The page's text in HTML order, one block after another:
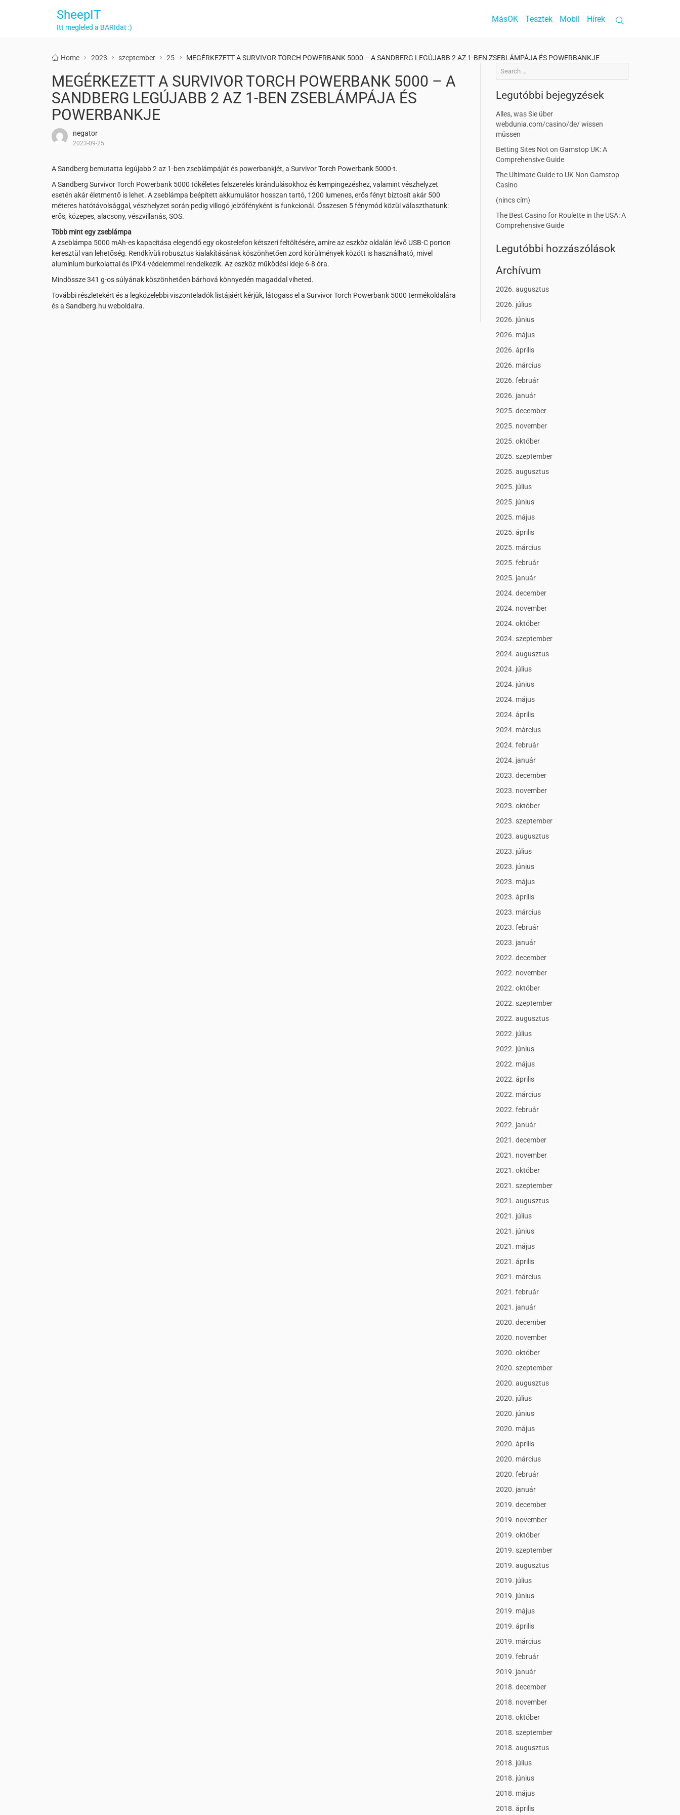
SheepIT
Itt megleled a BARIdat :)
Hírek
Mobil
Tesztek
MásOK
Home 2023 szeptember 25 MEGÉRKEZETT A SURVIVOR TORCH POWERBANK 5000 – A SANDBERG LEGÚJABB 2 AZ 1-BEN ZSEBLÁMPÁJA ÉS POWERBANKJE
MEGÉRKEZETT A SURVIVOR TORCH POWERBANK 5000 – A
SANDBERG LEGÚJABB 2 AZ 1-BEN ZSEBLÁMPÁJA ÉS
POWERBANKJE
negator
2023-09-25
A Sandberg bemutatta legújabb 2 az 1-ben zseblámpáját és powerbankjét, a Survivor Torch Powerbank 5000-t.
A Sandberg Survivor Torch Powerbank 5000 tökéletes felszerelés kirándulásokhoz és kempingezéshez, valamint vészhelyzet
esetén akár életmentő is lehet. A zseblámpa beépített akkumulátor hosszan tartó, 1200 lumenes, erős fényt biztosít akár 500
méteres hatótávolsággal, vészhelyzet során pedig villogó jelzőfényként is funkcionál. Összesen 5 fénymód közül választhatunk:
erős, közepes, alacsony, vészvillanás, SOS.
Több mint egy zseblámpa
A zseblámpa 5000 mAh-es kapacitása elegendő egy okostelefon kétszeri feltöltésére, amire az eszköz oldalán lévő USB-C porton
keresztül van lehetőség. Rendkívüli robusztus kialakításának köszönhetően zord körülmények között is használható, mivel
alumínium burkolattal és IPX4-védelemmel rendelkezik. Az eszköz működési ideje 6-8 óra.
Mindössze 341 g-os súlyának köszönhetően bárhová könnyedén magaddal viheted.
További részletekért és a legközelebbi viszonteladók listájáért kérjük, látogass el a Survivor Torch Powerbank 5000 termékoldalára
és a Sandberg.hu weboldalra.
Legutóbbi bejegyzések
Alles, was Sie über
webdunia.com/casino/de/ wissen
müssen
Betting Sites Not on Gamstop UK: A
Comprehensive Guide
The Ultimate Guide to UK Non Gamstop
Casino
(nincs cím)
The Best Casino for Roulette in the USA: A
Comprehensive Guide
Legutóbbi hozzászólások
Archívum
2026. augusztus
2026. július
2026. június
2026. május
2026. április
2026. március
2026. február
2026. január
2025. december
2025. november
2025. október
2025. szeptember
2025. augusztus
2025. július
2025. június
2025. május
2025. április
2025. március
2025. február
2025. január
2024. december
2024. november
2024. október
2024. szeptember
2024. augusztus
2024. július
2024. június
2024. május
2024. április
2024. március
2024. február
2024. január
2023. december
2023. november
2023. október
2023. szeptember
2023. augusztus
2023. július
2023. június
2023. május
2023. április
2023. március
2023. február
2023. január
2022. december
2022. november
2022. október
2022. szeptember
2022. augusztus
2022. július
2022. június
2022. május
2022. április
2022. március
2022. február
2022. január
2021. december
2021. november
2021. október
2021. szeptember
2021. augusztus
2021. július
2021. június
2021. május
2021. április
2021. március
2021. február
2021. január
2020. december
2020. november
2020. október
2020. szeptember
2020. augusztus
2020. július
2020. június
2020. május
2020. április
2020. március
2020. február
2020. január
2019. december
2019. november
2019. október
2019. szeptember
2019. augusztus
2019. július
2019. június
2019. május
2019. április
2019. március
2019. február
2019. január
2018. december
2018. november
2018. október
2018. szeptember
2018. augusztus
2018. július
2018. június
2018. május
2018. április